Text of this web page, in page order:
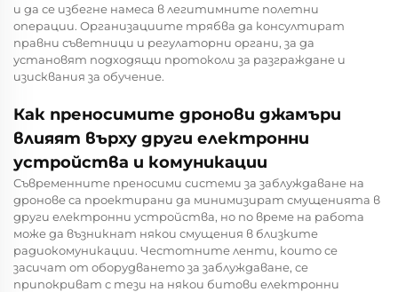
и да се избегне намеса в легитимните полетни
операции. Организациите трябва да консултират
правни съветници и регулаторни органи, за да
установят подходящи протоколи за разграждане и
изисквания за обучение.
Как преносимите дронови джамъри
влияят върху други електронни
устройства и комуникации
Съвременните преносими системи за заблуждаване на
дронове са проектирани да минимизират смущенията в
други електронни устройства, но по време на работа
може да възникнат някои смущения в близките
радиокомуникации. Честотните ленти, които се
засичат от оборудването за заблуждаване, се
припокриват с тези на някои битови електронни